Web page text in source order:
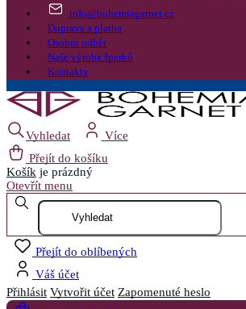
info@bohemiagarnet.cz
Doprava a platba
Osobní odběr
Naše výroba šperků
Kontakty
Vyhledat
Více
Přejít do košíku
Košík je prázdný
Otevřít menu
Přejít do oblíbených
Váš účet
Přihlásit Vytvořit účet Zapomenuté heslo